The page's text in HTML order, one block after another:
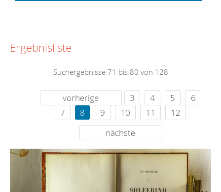
Ergebnisliste
Suchergebnisse 71 bis 80 von 128
vorherige 3 4 5
6
7
8 9 10 11
12
nächste